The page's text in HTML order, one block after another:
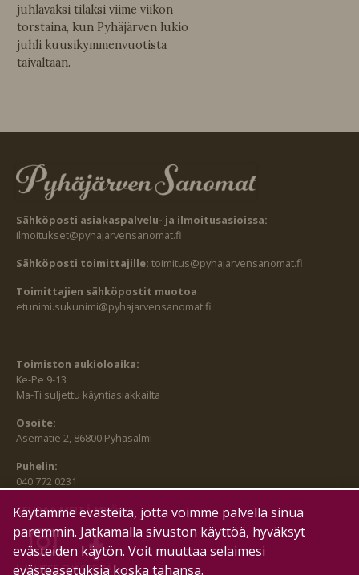
juhlavaksi tilaksi viime viikon
torstaina, kun Pyhäjärven lukio
juhli kuusikymmenvuotista
taivaltaan.
Sähköposti asiakaspalvelu- ja ilmoitusasioissa:
ilmoitukset@pyhajarvensanomat.fi
Sähköposti toimittajille: toimitus@pyhajarvensanomat.fi
Toimittajien sähköpostit muotoa
etunimi.sukunimi@pyhajarvensanomat.fi
Toimiston aukioloaika:
Ke-Pe 9-13
Ma-Ti suljettu käyntiasiakkailta
Osoite:
Asematie 2, 86800 Pyhäsalmi
Puhelin:
040 772 0231
SEURAA MEITÄ MYÖS:
HALLITSE EVÄSTEITÄ
Käytämme evästeitä, jotta voimme palvella sinua
paremmin. Jatkamalla sivuston käyttöä, hyväksyt
evästeiden käytön. Voit muuttaa selaimesi
evästeasetuksia koska tahansa.